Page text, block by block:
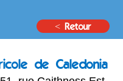
< Retour
de Caledonia